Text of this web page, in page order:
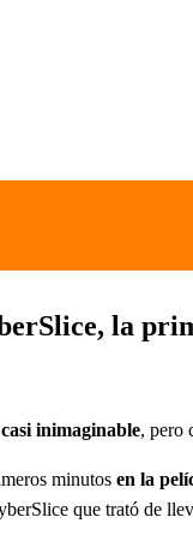
la
inimaginable, pero
minutos en la
que trató de